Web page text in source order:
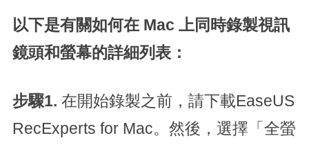
以下是有關如何在 Mac 上同時錄製視訊
鏡頭和螢幕的詳細列表：
步驟1. 在開始錄製之前，請下載EaseUS
RecExperts for Mac。然後，選擇「全螢